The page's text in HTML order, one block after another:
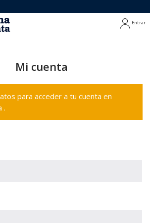
Entrar
Mi cuenta
para acceder a tu cuenta en
.